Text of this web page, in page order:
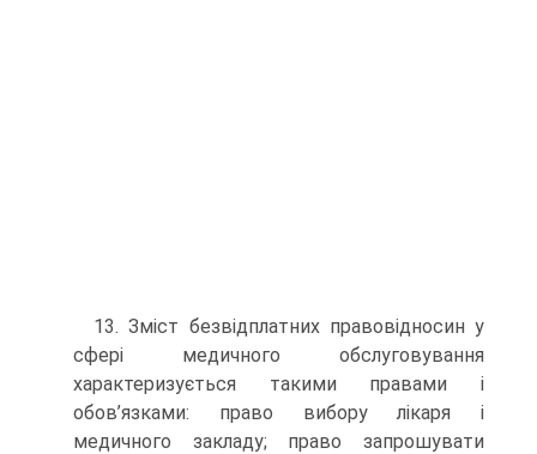
13. Зміст безвідплатних правовідносин у
сфері медичного обслуговування
характеризується такими правами і
обов’язками: право вибору лікаря і
медичного закладу; право запрошувати